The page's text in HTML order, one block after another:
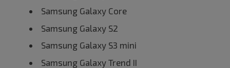
Samsung Galaxy Core
Samsung Galaxy S2
Samsung Galaxy S3 mini
Samsung Galaxy Trend II